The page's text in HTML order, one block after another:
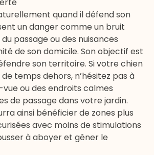
quand il défend son
un danger comme un bruit
passage ou des nuisances
de son domicile. Son objectif est
son territoire. Si votre chien
temps dehors, n’hésitez pas à
ou des endroits calmes
de passage dans votre jardin.
ainsi bénéficier de zones plus
avec moins de stimulations
à aboyer et gêner le